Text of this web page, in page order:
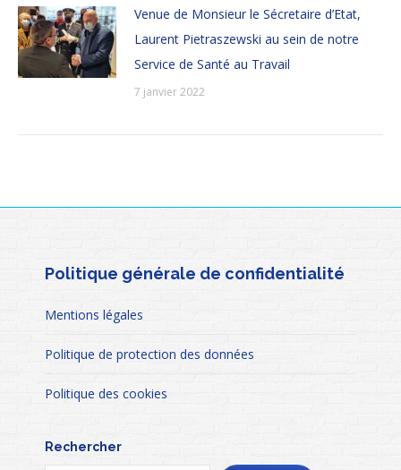
Venue de Monsieur le Sécretaire d’Etat,
Laurent Pietraszewski au sein de notre
Service de Santé au Travail
7 janvier 2022
Politique générale de confidentialité
Mentions légales
Politique de protection des données
Politique des cookies
Rechercher